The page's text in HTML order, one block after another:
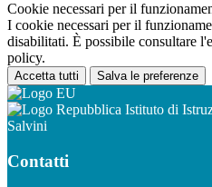
Cookie necessari per il
I cookie necessari per il
disabilitati. È possibile consultare
policy.
Accetta tutti Salva le preferenze
Istituto di
Salvini
Contatti